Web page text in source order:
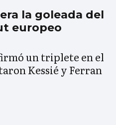
la goleada del
europeo
un triplete en el
Kessié y Ferran